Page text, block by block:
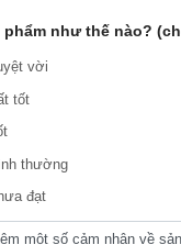
phẩm như thế nào?
vời
tốt
thường
đạt